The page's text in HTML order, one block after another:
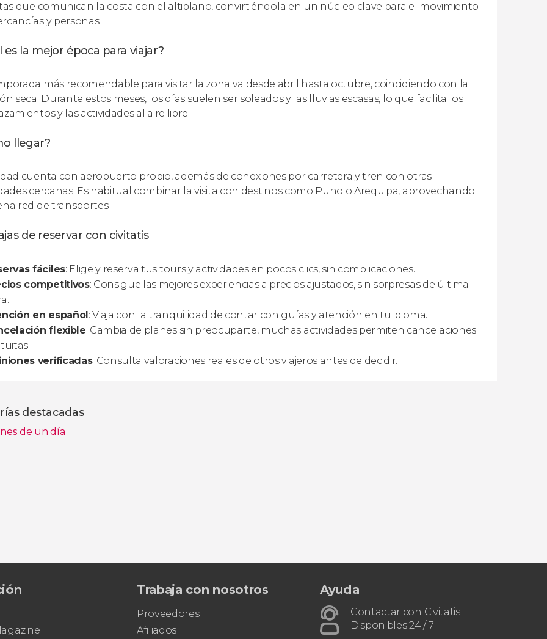
que comunican la costa con el altiplano, convirtiéndola en un núcleo clave para el movimiento
y personas.
es la mejor época para viajar?
más recomendable para visitar la zona va desde abril hasta octubre, coincidiendo con la
seca. Durante estos meses, los días suelen ser soleados y las lluvias escasas, lo que facilita los
y las actividades al aire libre.
llegar?
cuenta con aeropuerto propio, además de conexiones por carretera y tren con otras
cercanas. Es habitual combinar la visita con destinos como Puno o Arequipa, aprovechando
red de transportes.
de reservar con civitatis
fáciles: Elige y reserva tus tours y actividades en pocos clics, sin complicaciones.
competitivos: Consigue las mejores experiencias a precios ajustados, sin sorpresas de última
en español: Viaja con la tranquilidad de contar con guías y atención en tu idioma.
flexible: Cambia de planes sin preocuparte, muchas actividades permiten cancelaciones
verificadas: Consulta valoraciones reales de otros viajeros antes de decidir.
destacadas
de un día
Trabaja con nosotros
Proveedores
Afiliados
Ayuda
Contactar con Civitatis
Disponibles 24 / 7